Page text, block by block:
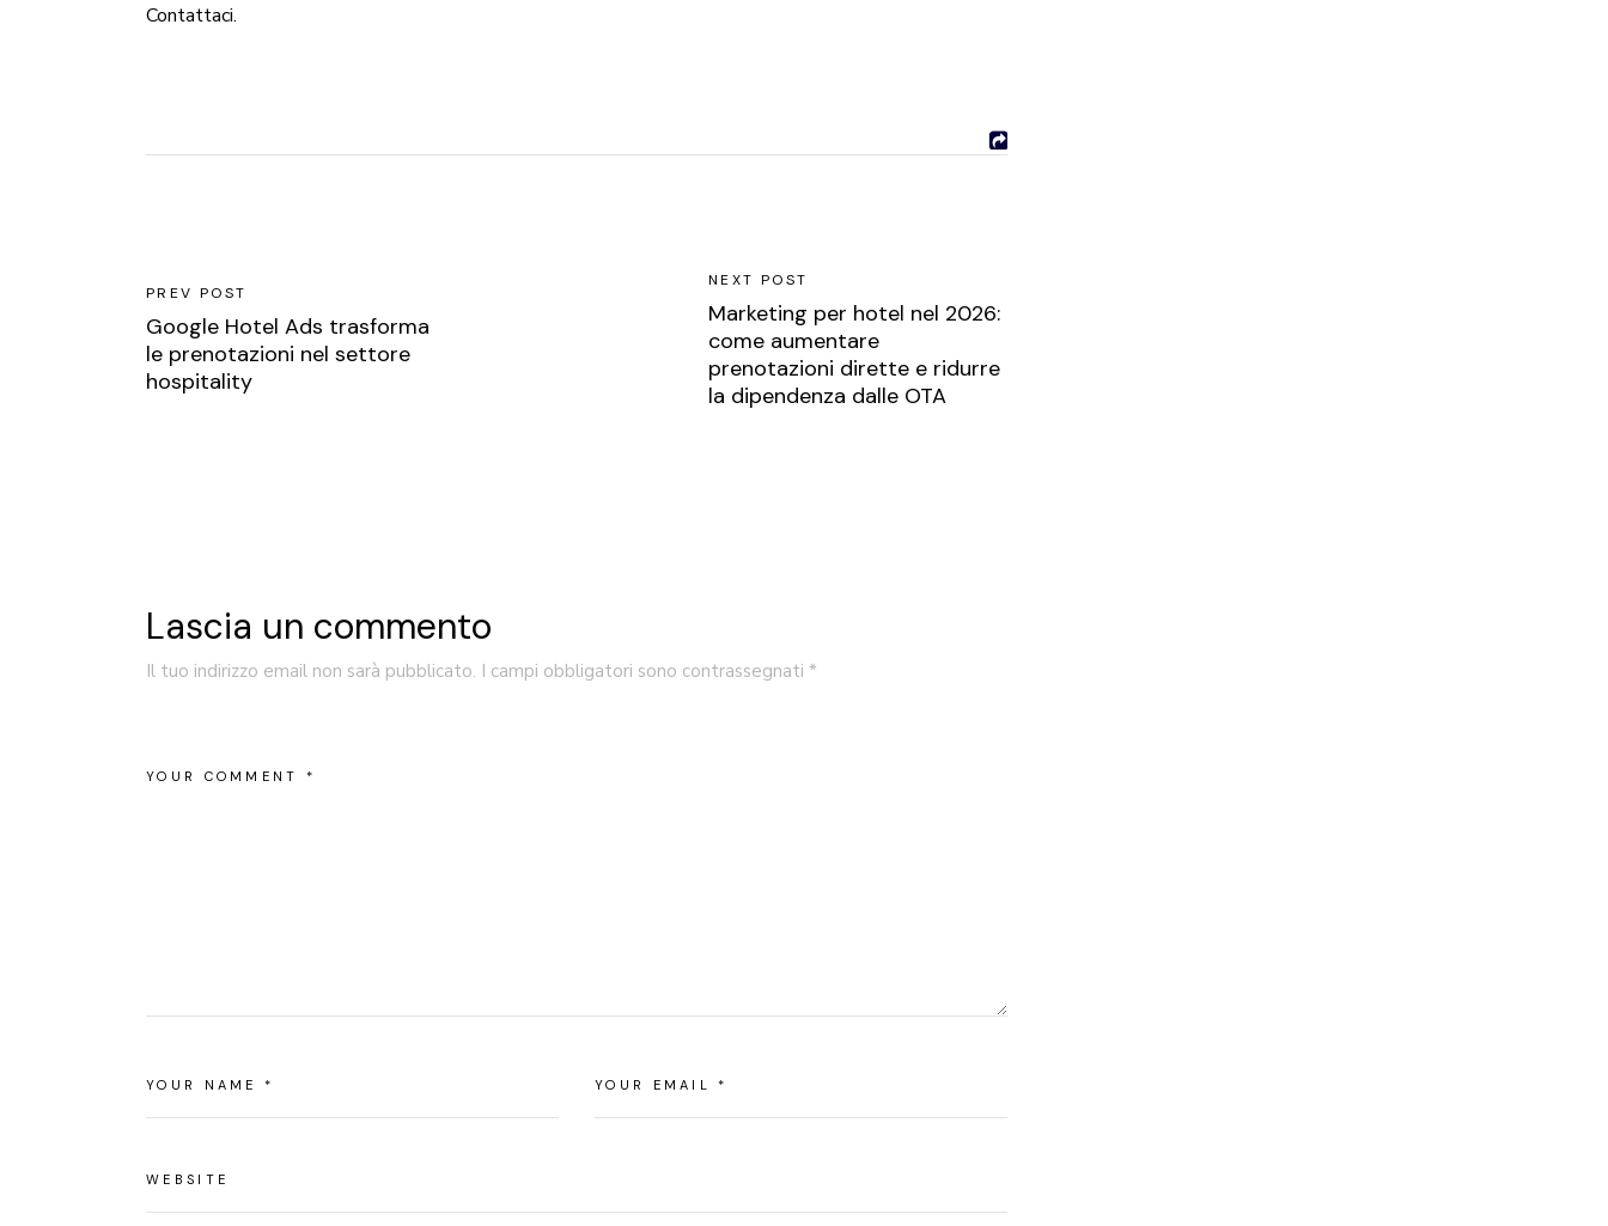
Contattaci.
PREV POST
Google Hotel Ads trasforma
le prenotazioni nel settore
hospitality
NEXT POST
Marketing per hotel nel 2026:
come aumentare
prenotazioni dirette e ridurre
la dipendenza dalle OTA
Lascia un commento
Il tuo indirizzo email non sarà pubblicato. I campi obbligatori sono contrassegnati *